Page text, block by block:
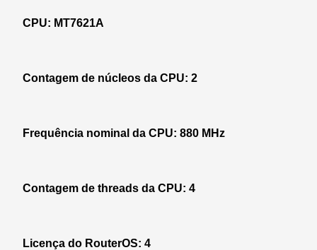
CPU: MT7621A
Contagem de núcleos da CPU: 2
Frequência nominal da CPU: 880 MHz
Contagem de threads da CPU: 4
Licença do RouterOS: 4